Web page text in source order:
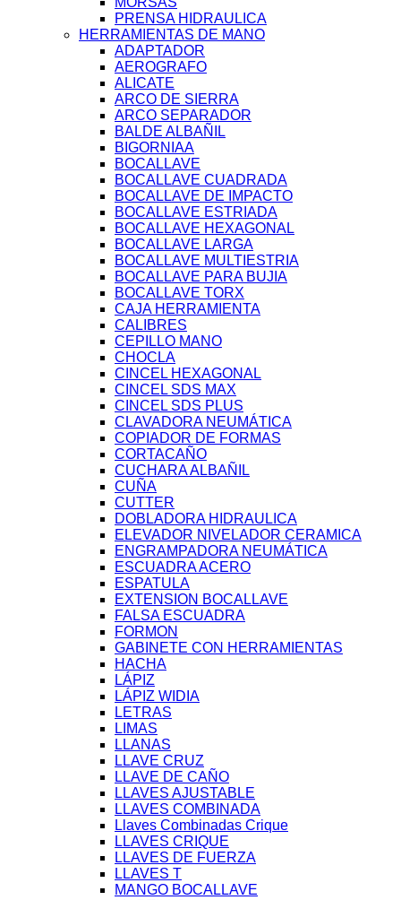
PRENSA HIDRAULICA
HERRAMIENTAS DE MANO
ADAPTADOR
AEROGRAFO
ALICATE
ARCO DE SIERRA
ARCO SEPARADOR
BALDE ALBAÑIL
BIGORNIAA
BOCALLAVE
BOCALLAVE CUADRADA
BOCALLAVE DE IMPACTO
BOCALLAVE ESTRIADA
BOCALLAVE HEXAGONAL
BOCALLAVE LARGA
BOCALLAVE MULTIESTRIA
BOCALLAVE PARA BUJIA
BOCALLAVE TORX
CAJA HERRAMIENTA
CALIBRES
CEPILLO MANO
CHOCLA
CINCEL HEXAGONAL
CINCEL SDS MAX
CINCEL SDS PLUS
CLAVADORA NEUMÁTICA
COPIADOR DE FORMAS
CORTACAÑO
CUCHARA ALBAÑIL
CUÑA
CUTTER
DOBLADORA HIDRAULICA
ELEVADOR NIVELADOR CERAMICA
ENGRAMPADORA NEUMÁTICA
ESCUADRA ACERO
ESPATULA
EXTENSION BOCALLAVE
FALSA ESCUADRA
FORMON
GABINETE CON HERRAMIENTAS
HACHA
LÁPIZ
LÁPIZ WIDIA
LETRAS
LIMAS
LLANAS
LLAVE CRUZ
LLAVE DE CAÑO
LLAVES AJUSTABLE
LLAVES COMBINADA
Llaves Combinadas Crique
LLAVES CRIQUE
LLAVES DE FUERZA
LLAVES T
MANGO BOCALLAVE